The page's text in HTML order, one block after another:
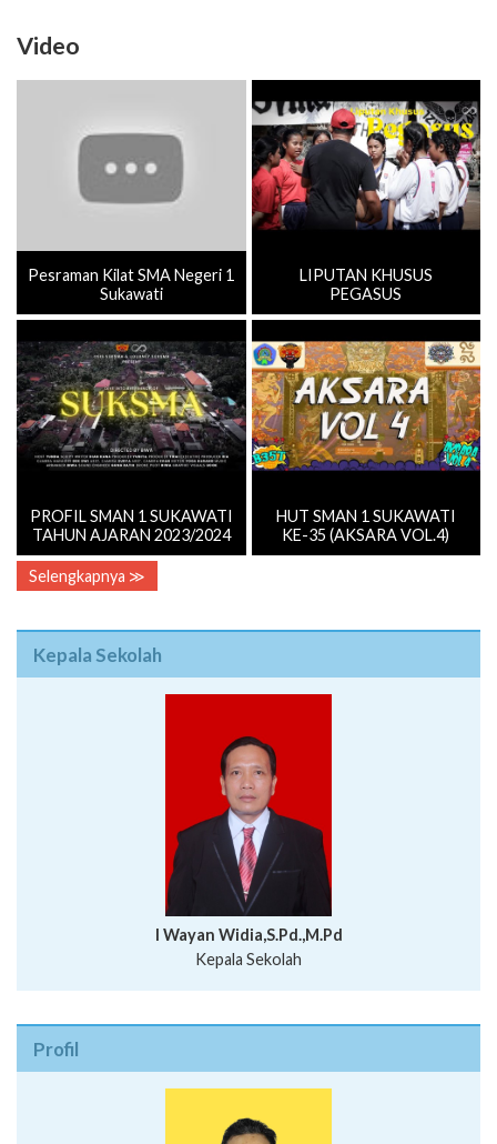
Video
Pesraman Kilat SMA Negeri 1
Sukawati
LIPUTAN KHUSUS
PEGASUS
PROFIL SMAN 1 SUKAWATI
TAHUN AJARAN 2023/2024
HUT SMAN 1 SUKAWATI
KE-35 (AKSARA VOL.4)
Selengkapnya ≫
Kepala Sekolah
I Wayan Widia,S.Pd.,M.Pd
Kepala Sekolah
Profil